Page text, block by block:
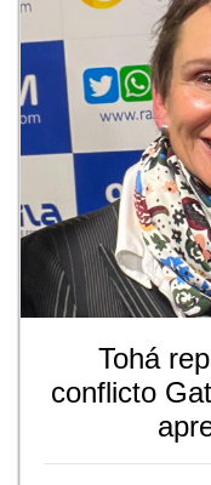
Tohá
conflicto